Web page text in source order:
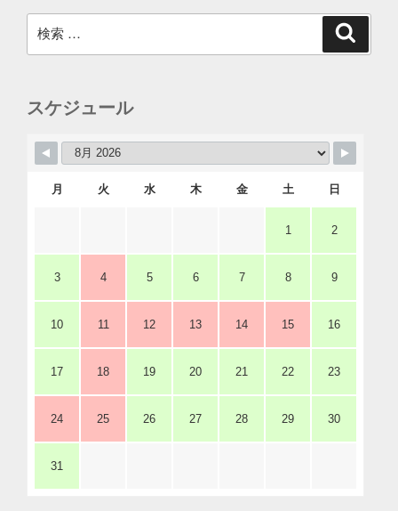
索:
スケジュール
月 火 水 木 金 土 日
1 2
3 4 5 6 7 8 9
10 11 12 13 14 15 16
17 18 19 20 21 22 23
24 25 26 27 28 29 30
31